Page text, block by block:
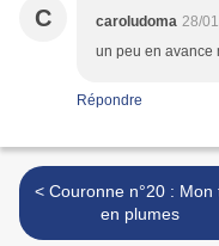
C caroludoma 28/
un peu en avance
Répondre
< Couronne n°20 : Mon truc
en plumes